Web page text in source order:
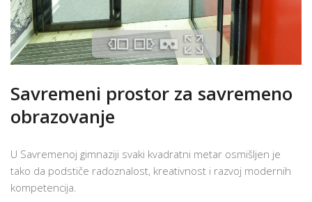
Savremeni prostor za savremeno
obrazovanje
U Savremenoj gimnaziji svaki kvadratni metar osmišljen je
tako da podstiče radoznalost, kreativnost i razvoj modernih
kompetencija.